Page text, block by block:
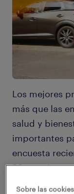
Los mejores
más que las
salud y
importantes
encuesta
88 por ciento
Sobre las